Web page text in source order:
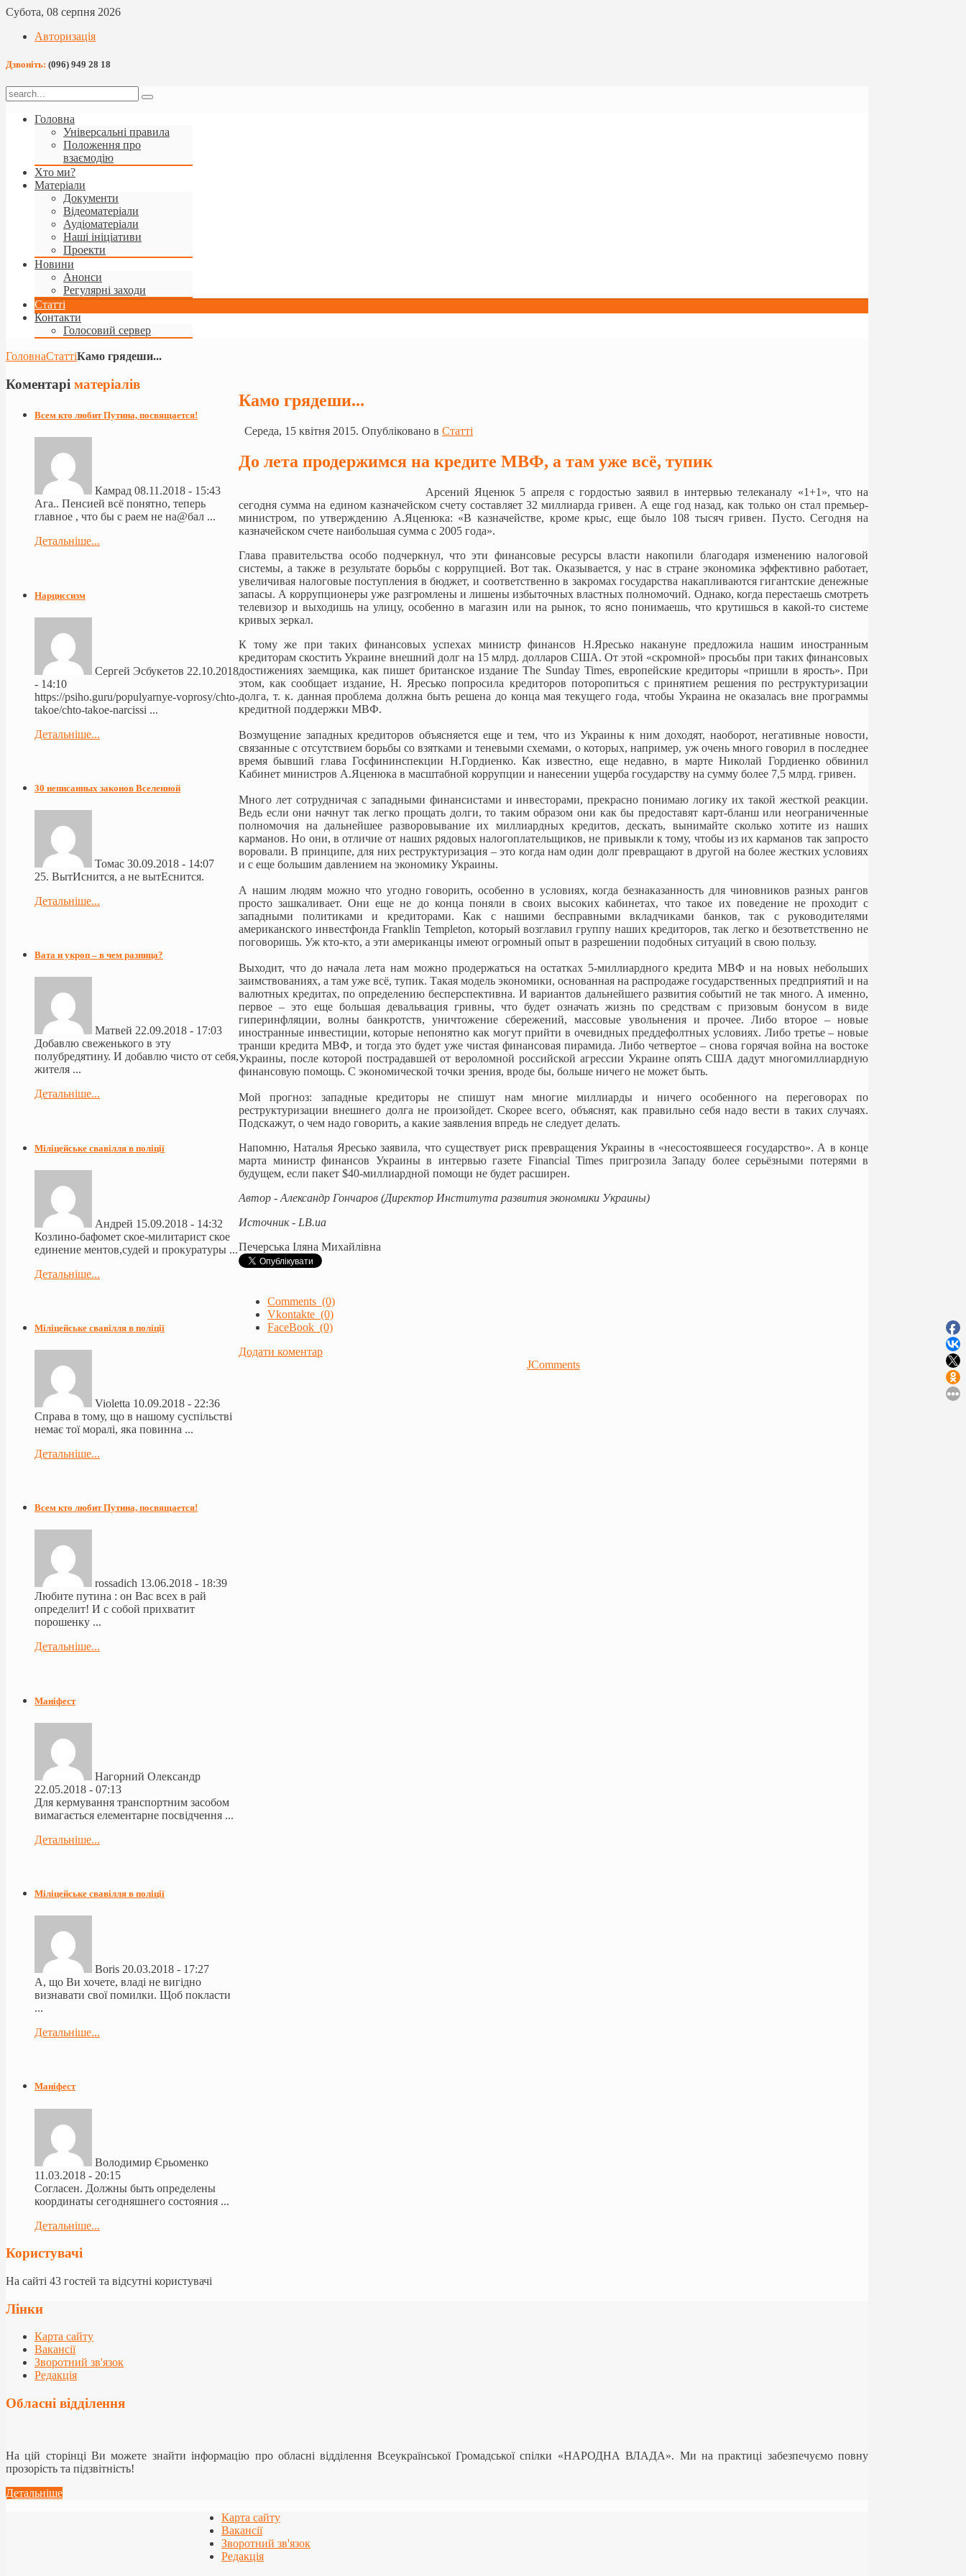
Субота, 08 серпня 2026
Авторизація
Дзвоніть: (096) 949 28 18
Головна
Універсальні правила
Положення про
взаємодію
Хто ми?
Матеріали
Документи
Відеоматеріали
Аудіоматеріали
Наші ініціативи
Проекти
Новини
Анонси
Регулярні заходи
Статті
Контакти
Голосовий сервер
ГоловнаСтаттіКамо грядеши...
Камо грядеши...
Середа, 15 квітня 2015. Опубліковано в Статті
До лета продержимся на кредите МВФ, а там уже всё, тупик
Арсений Яценюк 5 апреля с гордостью заявил в интервью телеканалу «1+1», что на
сегодня сумма на едином казначейском счету составляет 32 миллиарда гривен. А еще год назад, как только он стал премьер-
министром, по утверждению А.Яценюка: «В казначействе, кроме крыс, еще было 108 тысяч гривен. Пусто. Сегодня на
казначейском счете наибольшая сумма с 2005 года».
Глава правительства особо подчеркнул, что эти финансовые ресурсы власти накопили благодаря изменению налоговой
системы, а также в результате борьбы с коррупцией. Вот так. Оказывается, у нас в стране экономика эффективно работает,
увеличивая налоговые поступления в бюджет, и соответственно в закромах государства накапливаются гигантские денежные
запасы. А коррупционеры уже разгромлены и лишены избыточных властных полномочий. Однако, когда перестаешь смотреть
телевизор и выходишь на улицу, особенно в магазин или на рынок, то ясно понимаешь, что крутишься в какой-то системе
кривых зеркал.
К тому же при таких финансовых успехах министр финансов Н.Яресько накануне предложила нашим иностранным
кредиторам скостить Украине внешний долг на 15 млрд. долларов США. От этой «скромной» просьбы при таких финансовых
достижениях заемщика, как пишет британское издание The Sunday Times, европейские кредиторы «пришли в ярость». При
этом, как сообщает издание, Н. Яресько попросила кредиторов поторопиться с принятием решения по реструктуризации
долга, т. к. данная проблема должна быть решена до конца мая текущего года, чтобы Украина не оказалась вне программы
кредитной поддержки МВФ.
Возмущение западных кредиторов объясняется еще и тем, что из Украины к ним доходят, наоборот, негативные новости,
связанные с отсутствием борьбы со взятками и теневыми схемами, о которых, например, уж очень много говорил в последнее
время бывший глава Госфининспекции Н.Гордиенко. Как известно, еще недавно, в марте Николай Гордиенко обвинил
Кабинет министров А.Яценюка в масштабной коррупции и нанесении ущерба государству на сумму более 7,5 млрд. гривен.
Много лет сотрудничая с западными финансистами и инвесторами, прекрасно понимаю логику их такой жесткой реакции.
Ведь если они начнут так легко прощать долги, то таким образом они как бы предоставят карт-бланш или неограниченные
полномочия на дальнейшее разворовывание их миллиардных кредитов, дескать, вынимайте сколько хотите из наших
карманов. Но они, в отличие от наших рядовых налогоплательщиков, не привыкли к тому, чтобы из их карманов так запросто
воровали. В принципе, для них реструктуризация – это когда нам один долг превращают в другой на более жестких условиях
и с еще большим давлением на экономику Украины.
А нашим людям можно что угодно говорить, особенно в условиях, когда безнаказанность для чиновников разных рангов
просто зашкаливает. Они еще не до конца поняли в своих высоких кабинетах, что такое их поведение не проходит с
западными политиками и кредиторами. Как с нашими бесправными вкладчиками банков, так с руководителями
американского инвестфонда Franklin Templeton, который возглавил группу наших кредиторов, так легко и безответственно не
поговоришь. Уж кто-кто, а эти американцы имеют огромный опыт в разрешении подобных ситуаций в свою пользу.
Выходит, что до начала лета нам можно продержаться на остатках 5-миллиардного кредита МВФ и на новых небольших
заимствованиях, а там уже всё, тупик. Такая модель экономики, основанная на распродаже государственных предприятий и на
валютных кредитах, по определению бесперспективна. И вариантов дальнейшего развития событий не так много. А именно,
первое – это еще большая девальвация гривны, что будет означать жизнь по средствам с призовым бонусом в виде
гиперинфляции, волны банкротств, уничтожение сбережений, массовые увольнения и прочее. Либо второе – новые
иностранные инвестиции, которые непонятно как могут прийти в очевидных преддефолтных условиях. Либо третье – новые
транши кредита МВФ, и тогда это будет уже чистая финансовая пирамида. Либо четвертое – снова горячая война на востоке
Украины, после которой пострадавшей от вероломной российской агрессии Украине опять США дадут многомиллиардную
финансовую помощь. C экономической точки зрения, вроде бы, больше ничего не может быть.
Мой прогноз: западные кредиторы не спишут нам многие миллиарды и ничего особенного на переговорах по
реструктуризации внешнего долга не произойдет. Скорее всего, объяснят, как правильно себя надо вести в таких случаях.
Подскажут, о чем надо говорить, а какие заявления впредь не следует делать.
Напомню, Наталья Яресько заявила, что существует риск превращения Украины в «несостоявшееся государство». А в конце
марта министр финансов Украины в интервью газете Financial Times пригрозила Западу более серьёзными потерями в
будущем, если пакет $40-миллиардной помощи не будет расширен.
Автор - Александр Гончаров (Директор Института развития экономики Украины)
Источник - LB.ua
Печерська Іляна Михайлівна
Comments (0)
Vkontakte (0)
FaceBook (0)
Додати коментар
JComments
Коментарі матеріалів
Всем кто любит Путина, посвящается!
Камрад 08.11.2018 - 15:43
Ага.. Пенсией всё понятно, теперь
главное , что бы с раем не на@бал ...
Детальніше...
Нарциссизм
Сергей Эсбукетов 22.10.2018
- 14:10
https://psiho.guru/populyarnye-voprosy/chto-
takoe/chto-takoe-narcissi ...
Детальніше...
30 неписанных законов Вселенной
Томас 30.09.2018 - 14:07
25. ВытИснится, а не вытЕснится.
Детальніше...
Вата и укроп – в чем разница?
Матвей 22.09.2018 - 17:03
Добавлю свеженького в эту
полубредятину. И добавлю чисто от себя,
жителя ...
Детальніше...
Міліцейське свавілля в поліції
Андрей 15.09.2018 - 14:32
Козлино-бафомет ское-милитарист ское
единение ментов,судей и прокуратуры ...
Детальніше...
Міліцейське свавілля в поліції
Violetta 10.09.2018 - 22:36
Справа в тому, що в нашому суспільстві
немає тої моралі, яка повинна ...
Детальніше...
Всем кто любит Путина, посвящается!
rossadich 13.06.2018 - 18:39
Любите путина : он Вас всех в рай
определит! И с собой прихватит
порошенку ...
Детальніше...
Маніфест
Нагорний Олександр
22.05.2018 - 07:13
Для кермування транспортним засобом
вимагається елементарне посвідчення ...
Детальніше...
Міліцейське свавілля в поліції
Boris 20.03.2018 - 17:27
А, що Ви хочете, владі не вигідно
визнавати свої помилки. Щоб покласти
...
Детальніше...
Маніфест
Володимир Єрьоменко
11.03.2018 - 20:15
Согласен. Должны быть определены
координаты сегодняшнего состояния ...
Детальніше...
Користувачі
На сайті 43 гостей та відсутні користувачі
Лінки
Карта сайту
Вакансії
Зворотний зв'язок
Редакція
Обласні відділення
На цій сторінці Ви можете знайти інформацію про обласні відділення Всеукраїнської Громадської спілки «НАРОДНА ВЛАДА». Ми на практиці забезпечуємо повну
прозорість та підзвітність!
Детальніше
Карта сайту
Вакансії
Зворотний зв'язок
Редакція